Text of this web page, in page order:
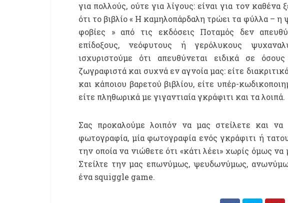
για πολλούς, ούτε για λίγους: είναι για τον καθένα
ότι το βιβλίο « Η καμηλοπάρδαλη τρώει τα φύλλα –
φοβίες » από τις εκδόσεις Ποταμός δεν
επίδοξους, νεόφυτους ή γερόλυκους
ισχυριστούμε ότι απευθύνεται ειδικά σε
ζωγραφιστά και συχνά εν αγνοία μας: είτε
και κάποιου βαρετού βιβλίου, είτε υπέρ-
είτε πληθωρικά με γιγαντιαία γκράφιτι και τα λοιπά.
Σας προκαλούμε λοιπόν να μας στείλετε και να
φωτογραφία, μία φωτογραφία ενός γκράφιτι ή
την οποία να νιώθετε ότι «κάτι λέει» χωρίς όμως
Στείλτε την μας επωνύμως, ψευδωνύμως,
ένα squiggle game.